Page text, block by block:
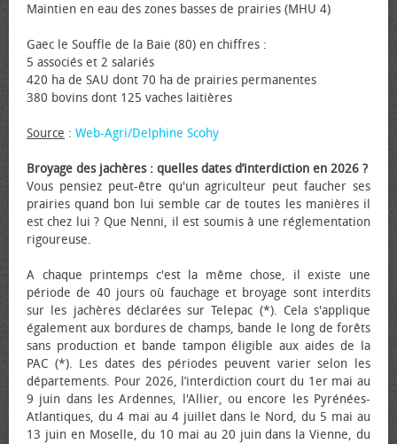
Maintien en eau des zones basses de prairies (MHU 4)
Gaec le Souffle de la Baie (80) en chiffres :
5 associés et 2 salariés
420 ha de SAU dont 70 ha de prairies permanentes
380 bovins dont 125 vaches laitières
Source : Web-Agri/Delphine Scohy
Broyage des jachères : quelles dates d’interdiction en 2026 ?
Vous pensiez peut-être qu'un agriculteur peut faucher ses
prairies quand bon lui semble car de toutes les manières il
est chez lui ? Que Nenni, il est soumis à une réglementation
rigoureuse.
A chaque printemps c'est la même chose, il existe une
période de 40 jours où fauchage et broyage sont interdits
sur les jachères déclarées sur Telepac (*). Cela s'applique
également aux bordures de champs, bande le long de forêts
sans production et bande tampon éligible aux aides de la
PAC (*). Les dates des périodes peuvent varier selon les
départements. Pour 2026, l’interdiction court du 1er mai au
9 juin dans les Ardennes, l'Allier, ou encore les Pyrénées-
Atlantiques, du 4 mai au 4 juillet dans le Nord, du 5 mai au
13 juin en Moselle, du 10 mai au 20 juin dans la Vienne, du